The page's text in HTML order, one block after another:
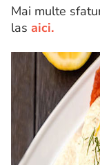
Mai multe
las aici.